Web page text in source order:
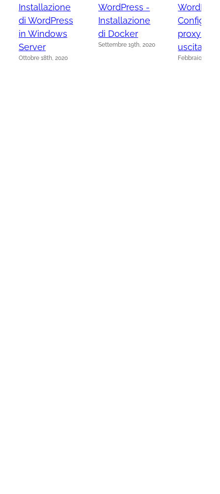
Installazione
di WordPress
in Windows
Server
Ottobre 18th, 2020
WordPress -
Installazione
di Docker
Settembre 19th, 2020
proxy in
uscita
Febbraio 15th,